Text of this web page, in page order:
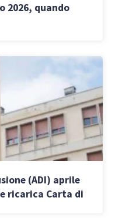
2026, quando
(ADI) aprile
ricarica Carta di